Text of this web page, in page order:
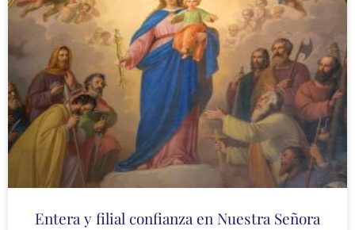
Entera y filial confianza en Nuestra Señora